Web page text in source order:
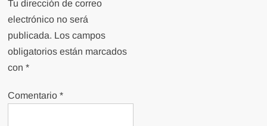
Tu dirección de correo
electrónico no será
publicada. Los campos
obligatorios están marcados
con*
Comentario*